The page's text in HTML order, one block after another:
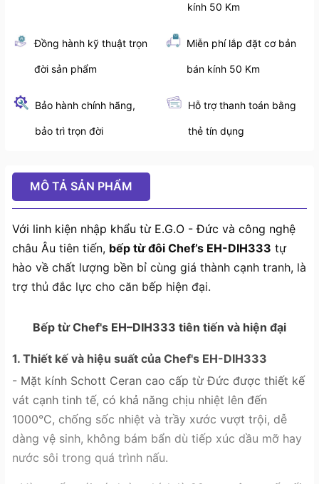
kính 50 Km
Đồng hành kỹ thuật trọn
đời sản phẩm
Miễn phí lắp đặt cơ bản
bán kính 50 Km
Bảo hành chính hãng,
bảo trì trọn đời
Hỗ trợ thanh toán bằng
thẻ tín dụng
MÔ TẢ SẢN PHẨM
Với linh kiện nhập khẩu từ E.G.O - Đức và công nghệ
châu Âu tiên tiến, bếp từ đôi Chef’s EH-DIH333 tự
hào về chất lượng bền bỉ cùng giá thành cạnh tranh, là
trợ thủ đắc lực cho căn bếp hiện đại.
Bếp từ Chef's EH–DIH333 tiên tiến và hiện đại
1. Thiết kế và hiệu suất của Chef's EH-DIH333
- Mặt kính Schott Ceran cao cấp từ Đức được thiết kế
vát cạnh tinh tế, có khả năng chịu nhiệt lên đến
1000°C, chống sốc nhiệt và trầy xước vượt trội, dễ
dàng vệ sinh, không bám bẩn dù tiếp xúc dầu mỡ hay
nước sôi trong quá trình nấu.